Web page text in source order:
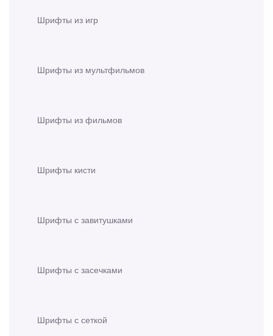
Шрифты из игр
Шрифты из мультфильмов
Шрифты из фильмов
Шрифты кисти
Шрифты с завитушками
Шрифты с засечками
Шрифты с сеткой